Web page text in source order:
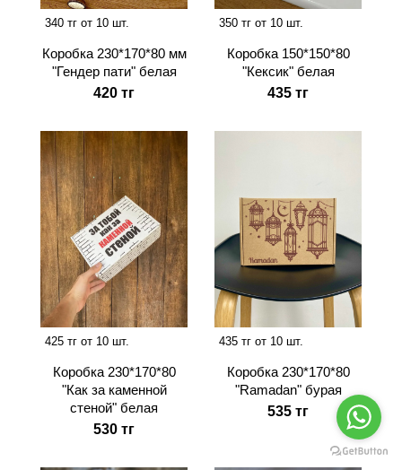
340 тг от 10 шт.
Коробка 230*170*80 мм
"Гендер пати" белая
420 тг
350 тг от 10 шт.
Коробка 150*150*80
"Кексик" белая
435 тг
425 тг от 10 шт.
Коробка 230*170*80
"Как за каменной
стеной" белая
530 тг
435 тг от 10 шт.
Коробка 230*170*80
"Ramadan" бурая
535 тг